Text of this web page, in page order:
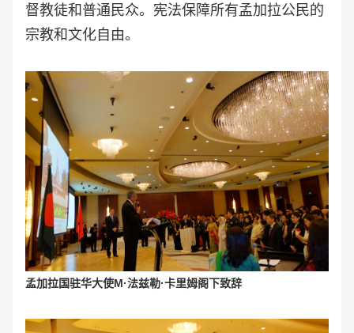
督教徒和普通民众。宪法保障所有孟加拉公民的
宗教和文化自由。
孟加拉国驻华大使M·法兹勒·卡里姆阁下致辞